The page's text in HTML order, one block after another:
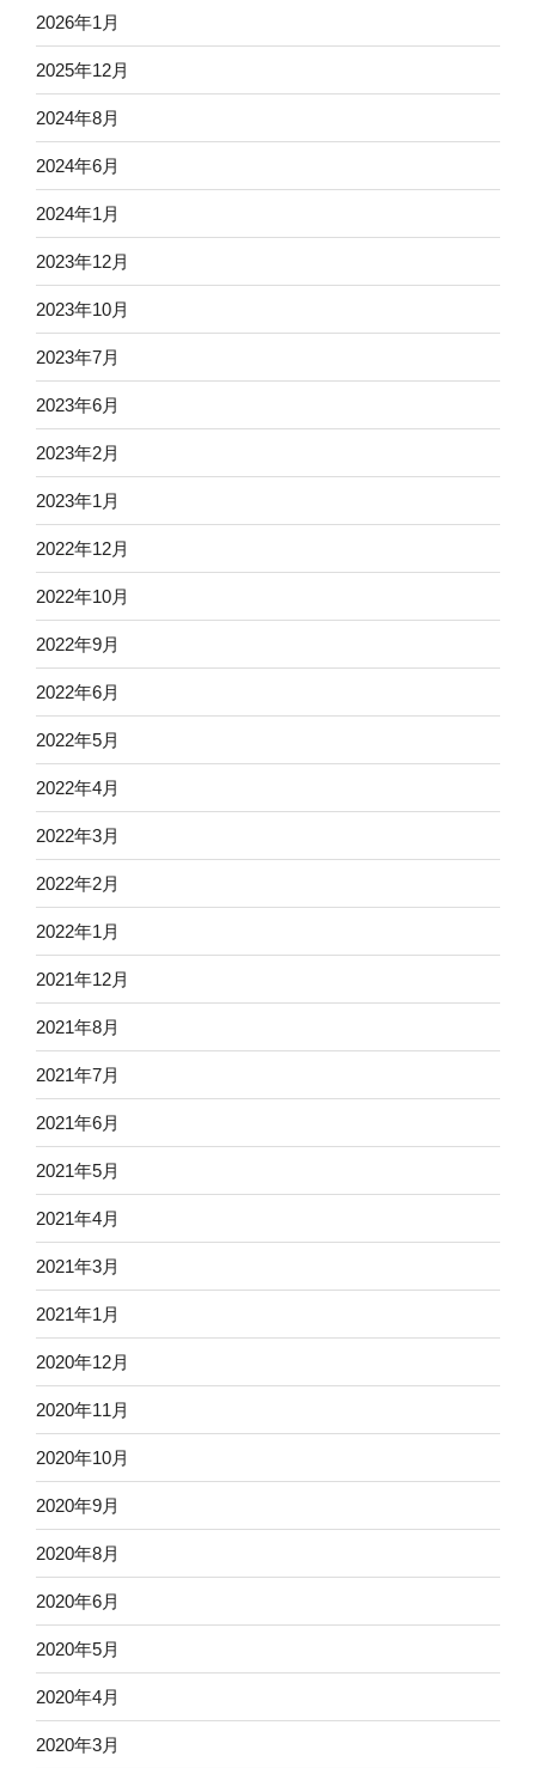
2026年1月
2025年12月
2024年8月
2024年6月
2024年1月
2023年12月
2023年10月
2023年7月
2023年6月
2023年2月
2023年1月
2022年12月
2022年10月
2022年9月
2022年6月
2022年5月
2022年4月
2022年3月
2022年2月
2022年1月
2021年12月
2021年8月
2021年7月
2021年6月
2021年5月
2021年4月
2021年3月
2021年1月
2020年12月
2020年11月
2020年10月
2020年9月
2020年8月
2020年6月
2020年5月
2020年4月
2020年3月